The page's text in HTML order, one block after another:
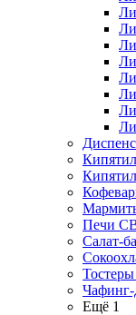
Печи
Салат-
Ещё 1